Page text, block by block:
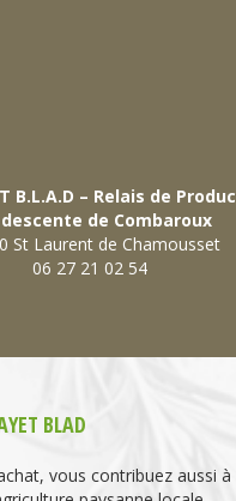
B.L.A.D – Relais de
descente de Combaroux
St Laurent de Chamousset
06 27 21 02 54
BLAD
vous contribuez aussi à